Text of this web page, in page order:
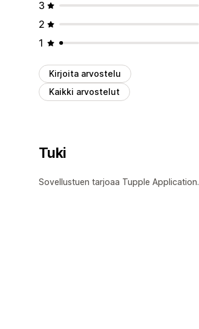
3
2
1
Kirjoita arvostelu
Kaikki arvostelut
Tuki
Sovellustuen tarjoaa Tupple Application.